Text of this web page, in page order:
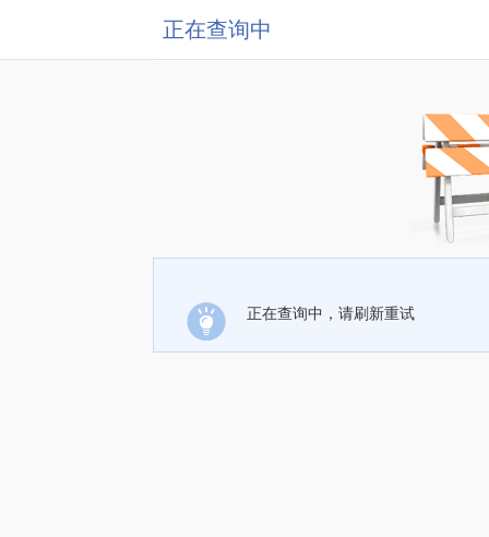
正在查询中
正在查询中，请刷新重试